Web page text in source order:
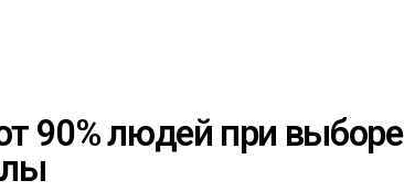
90% людей при выборе